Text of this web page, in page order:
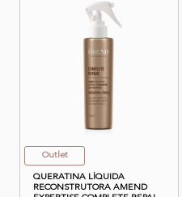
Outlet
QUERATINA LÍQUIDA
RECONSTRUTORA AMEND